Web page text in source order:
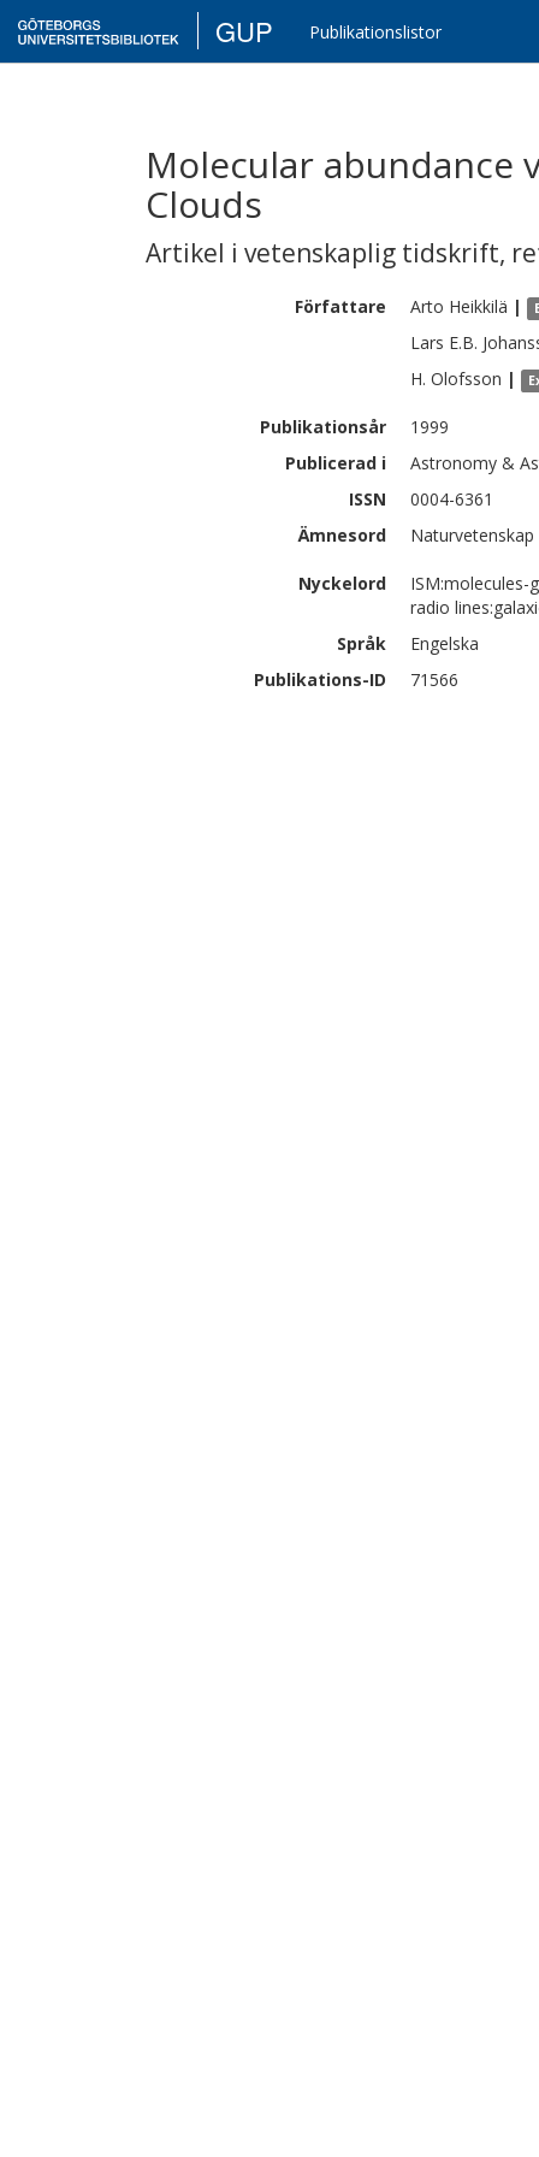
GUP Publikationslistor
Molecular abundance
Clouds
Artikel i vetenskaplig tidskrift,
Författare Arto Heikkilä |
Lars E.B.
H. Olofsson |
Publikationsår
1999
Publicerad i
Astronomy &
ISSN
0004-6361
Ämnesord
Nyckelord
ISM:molecules-
radio
Språk
Engelska
Publikations-ID
71566